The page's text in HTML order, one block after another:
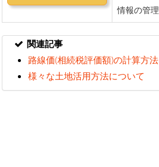
関連記事
路線価(相続税評価額)の計算方法
様々な土地活用方法について